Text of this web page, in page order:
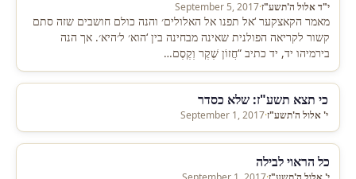
י"ד אלול ה'תשע"ז·
September 5, 2017
מאמר הקאצקער ‘אל תפנו אל האלולים׳ והנה כולם חושבים שזה סתם
קשור לקריאה הפולנית שאינה מבחינה בין ‘הוא׳ ל׳היא׳. אך הנה
בירמיהו יד, יד כתיב “חֲזוֹן שֶׁקֶר וְקֶסֶם…
כי תצא תשע"ז: שלא כסדר
י' אלול ה'תשע"ז·
September 1, 2017
כל הראוי לבילה